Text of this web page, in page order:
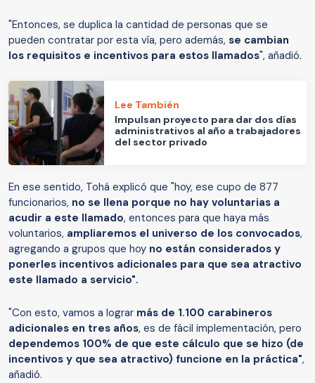
"Entonces, se duplica la cantidad de personas que se
pueden contratar por esta vía, pero además, se cambian
los requisitos e incentivos para estos llamados", añadió.
Lee También
Impulsan proyecto para dar dos días
administrativos al año a trabajadores
del sector privado
En ese sentido, Tohá explicó que "hoy, ese cupo de 877
funcionarios, no se llena porque no hay voluntarias a
acudir a este llamado, entonces para que haya más
voluntarios, ampliaremos el universo de los convocados,
agregando a grupos que hoy no están considerados y
ponerles incentivos adicionales para que sea atractivo
este llamado a servicio".
"Con esto, vamos a lograr más de 1.100 carabineros
adicionales en tres años, es de fácil implementación, pero
dependemos 100% de que este cálculo que se hizo (de
incentivos y que sea atractivo) funcione en la práctica",
añadió.